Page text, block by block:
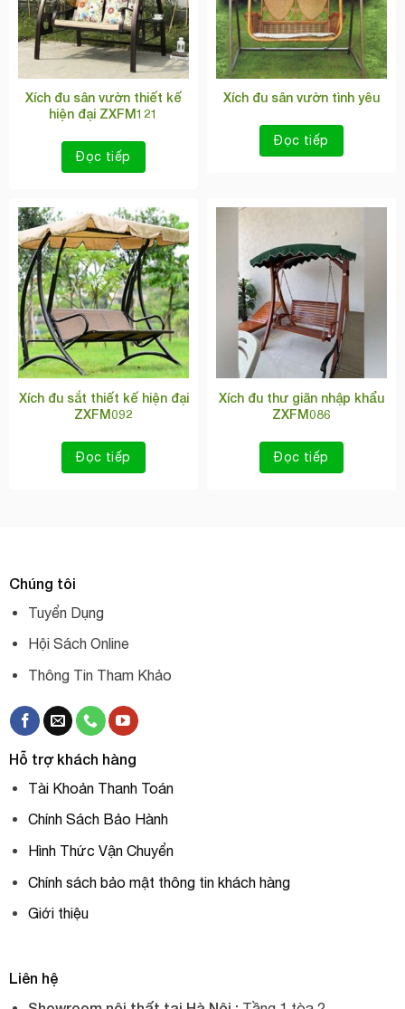
Xích đu sân vườn thiết kế
hiện đại ZXFM121
Đọc tiếp
Xích đu sân vườn tình yêu
Đọc tiếp
Xích đu sắt thiết kế hiện đại
ZXFM092
Đọc tiếp
Xích đu thư giãn nhập khẩu
ZXFM086
Đọc tiếp
Chúng tôi
Tuyển Dụng
Hội Sách Online
Thông Tin Tham Khảo
Hỗ trợ khách hàng
Tài Khoản Thanh Toán
Chính Sách Bảo Hành
Hình Thức Vận Chuyển
Chính sách bảo mật thông tin khách hàng
Giới thiệu
Liên hệ